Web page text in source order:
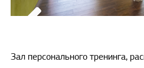
Зал персонального тренинга,